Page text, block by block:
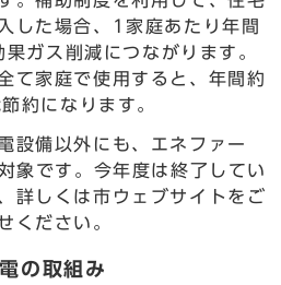
した場合、1家庭あたり年間
ガス削減につながります。
て家庭で使用すると、年間約
約になります。
設備以外にも、エネファー
象です。今年度は終了してい
詳しくは市ウェブサイトをご
ください。
の取組み